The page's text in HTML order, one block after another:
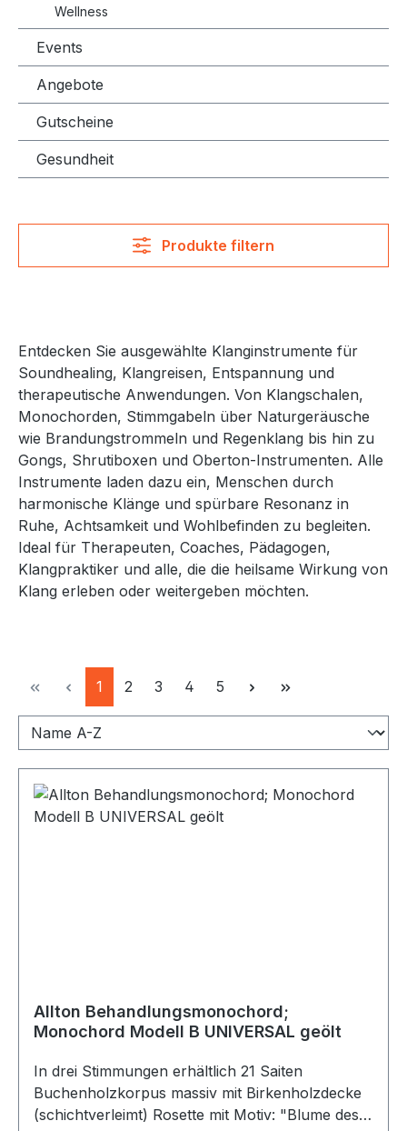
Wellness
Events
Angebote
Gutscheine
Gesundheit
Produkte filtern
Entdecken Sie ausgewählte Klanginstrumente für
Soundhealing, Klangreisen, Entspannung und
therapeutische Anwendungen. Von Klangschalen,
Monochorden, Stimmgabeln über Naturgeräusche
wie Brandungstrommeln und Regenklang bis hin zu
Gongs, Shrutiboxen und Oberton-Instrumenten. Alle
Instrumente laden dazu ein, Menschen durch
harmonische Klänge und spürbare Resonanz in
Ruhe, Achtsamkeit und Wohlbefinden zu begleiten.
Ideal für Therapeuten, Coaches, Pädagogen,
Klangpraktiker und alle, die die heilsame Wirkung von
Klang erleben oder weitergeben möchten.
Seite
1 Seite
2 Seite
3 Seite
4 Seite
5
Allton Behandlungsmonochord;
Monochord Modell B UNIVERSAL geölt
In drei Stimmungen erhältlich 21 Saiten
Buchenholzkorpus massiv mit Birkenholzdecke
(schichtverleimt) Rosette mit Motiv: "Blume des